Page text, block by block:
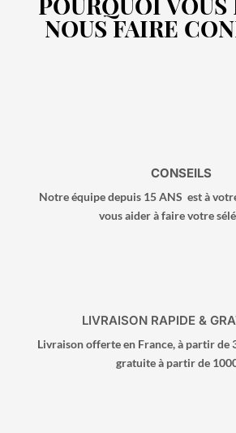
NOUS FAIRE
CONSEILS
Notre équipe depuis 15 ANS est à
vous aider à faire votre
LIVRAISON RAPIDE &
Livraison offerteen France, à partir de
gratuite à partir de